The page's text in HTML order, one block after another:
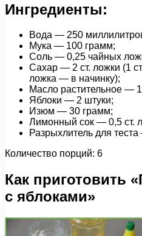
Ингредиенты:
Вода — 250
Мука — 100 грамм;
Соль — 0,25 чайных
Сахар — 2 ст. ложки (1
ложка — в начинку);
Масло растительное — 1
Яблоки — 2 штуки;
Изюм — 30 грамм;
Лимонный сок — 0,5 ст.
Разрыхлитель для
Количество порций: 6
Как приготовить
с яблоками»